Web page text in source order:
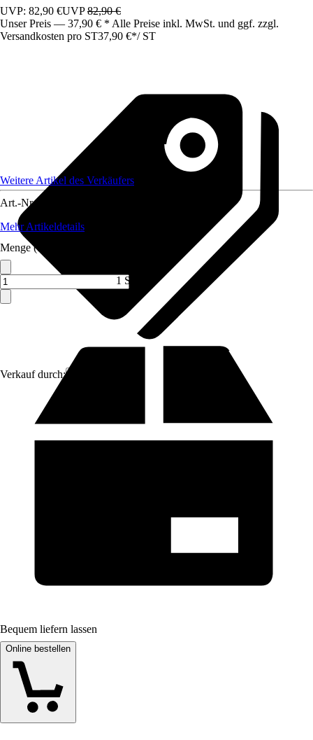
UVP: 82,90 €UVP82,90 €
Unser Preis — 37,90 € * Alle Preise inkl. MwSt. und ggf. zzgl.
Versandkosten pro ST37,90 €*/ ST
Verkauf durch:
Weitere Artikel des Verkäufers
Art.-Nr.
Mehr Artikeldetails
Menge (ST)
1 ST
Bequem liefern lassen
Online bestellen